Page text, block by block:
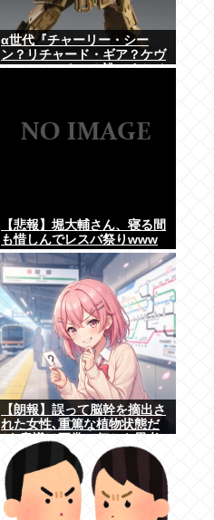
α世代『チャーリー・シー
ン？リチャード・ギア？ケヴ
ィン・コスナー？誰ですかそ
【悲報】堀大輔さん、寝る間
も惜しんでレスバ祭りwww
【朗報】誤って脳幹を摘出さ
れた女性､重篤な植物状態だ
が､意識は正常で何かを思考
していると判明